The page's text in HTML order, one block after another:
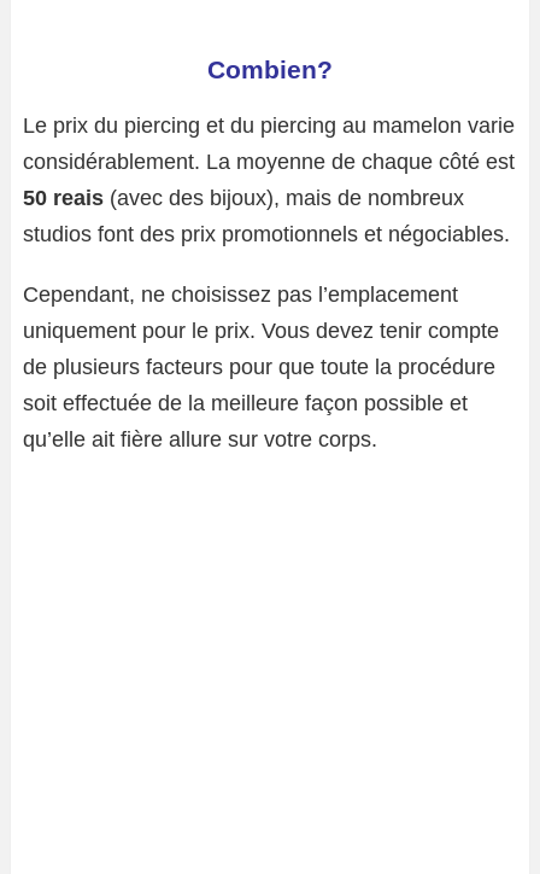
Combien?
Le prix du piercing et du piercing au mamelon varie
considérablement. La moyenne de chaque côté est
50 reais (avec des bijoux), mais de nombreux
studios font des prix promotionnels et négociables.
Cependant, ne choisissez pas l’emplacement
uniquement pour le prix. Vous devez tenir compte
de plusieurs facteurs pour que toute la procédure
soit effectuée de la meilleure façon possible et
qu’elle ait fière allure sur votre corps.